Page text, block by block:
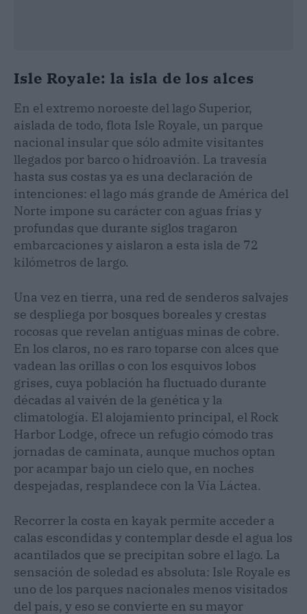
Isle Royale: la isla de los alces
En el extremo noroeste del lago Superior,
aislada de todo, flota Isle Royale, un parque
nacional insular que sólo admite visitantes
llegados por barco o hidroavión. La travesía
hasta sus costas ya es una declaración de
intenciones: el lago más grande de América del
Norte impone su carácter con aguas frías y
profundas que durante siglos tragaron
embarcaciones y aislaron a esta isla de 72
kilómetros de largo.
Una vez en tierra, una red de senderos salvajes
se despliega por bosques boreales y crestas
rocosas que revelan antiguas minas de cobre.
En los claros, no es raro toparse con alces que
vadean las orillas o con los esquivos lobos
grises, cuya población ha fluctuado durante
décadas al vaivén de la genética y la
climatología. El alojamiento principal, el Rock
Harbor Lodge, ofrece un refugio cómodo tras
jornadas de caminata, aunque muchos optan
por acampar bajo un cielo que, en noches
despejadas, resplandece con la Vía Láctea.
Recorrer la costa en kayak permite acceder a
calas escondidas y contemplar desde el agua los
acantilados que se precipitan sobre el lago. La
sensación de soledad es absoluta: Isle Royale es
uno de los parques nacionales menos visitados
del país, y eso se convierte en su mayor